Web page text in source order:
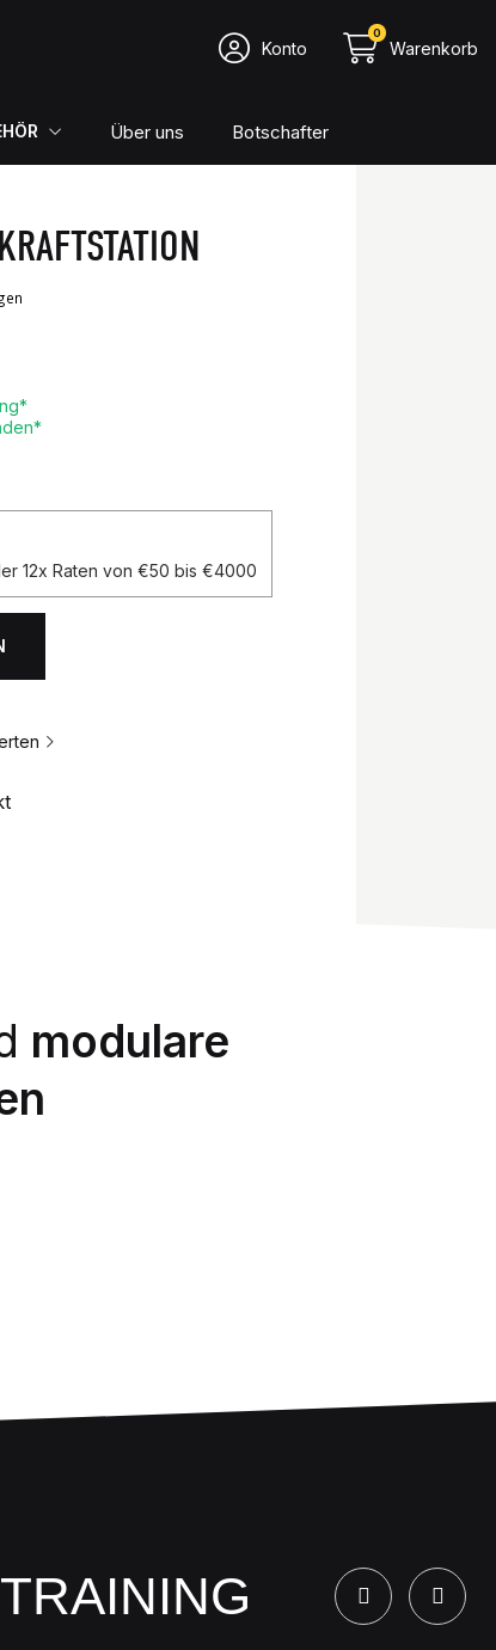
Konto
0
Warenkorb
Über uns Botschafter
12x Raten von €50 bis €4000
modulare